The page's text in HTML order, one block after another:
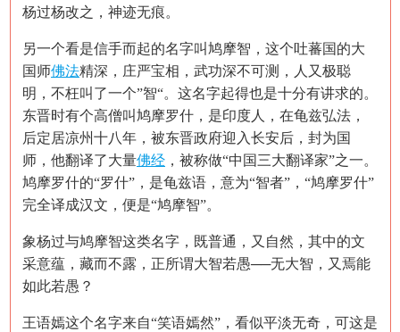
杨过杨改之，神迹无痕。
另一个看是信手而起的名字叫鸠摩智，这个吐蕃国的大
国师佛法精深，庄严宝相，武功深不可测，人又极聪
明，不枉叫了一个”智“。这名字起得也是十分有讲求的。
东晋时有个高僧叫鸠摩罗什，是印度人，在龟兹弘法，
后定居凉州十八年，被东晋政府迎入长安后，封为国
师，他翻译了大量佛经，被称做“中国三大翻译家”之一。
鸠摩罗什的“罗什”，是龟兹语，意为“智者”，“鸠摩罗什”
完全译成汉文，便是“鸠摩智”。
象杨过与鸠摩智这类名字，既普通，又自然，其中的文
采意蕴，藏而不露，正所谓大智若愚──无大智，又焉能
如此若愚？
王语嫣这个名字来自“笑语嫣然”，看似平淡无奇，可这是